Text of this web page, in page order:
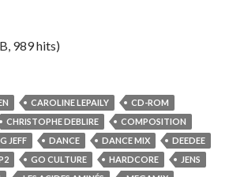
989 hits)
CAROLINE LEPAILY
CD-ROM
CHRISTOPHE DEBLIRE
COMPOSITION
JEFF DANCE DANCE MIX
DEEDEE
GO CULTURE HARDCORE
JENS